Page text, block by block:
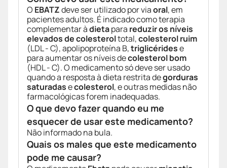
O EBATZdeve ser utilizado por viaoral, em
pacientes adultos. É indicado como terapia
complementar àdietapara reduzir os níveis
elevados de colesteroltotal,colesterol ruim
(LDL - C), apolipoproteína B,triglicéridese
para aumentar os níveis decolesterol bom
(HDL - C). O medicamento só deve ser usado
quando a resposta à dieta restrita degorduras
saturadasecolesterol, e outras medidas não
farmacológicas forem inadequadas.
O que devo fazer quando eu me
esquecer de usar este medicamento?
Não informado na bula.
Quais os males que este medicamento
pode me causar?